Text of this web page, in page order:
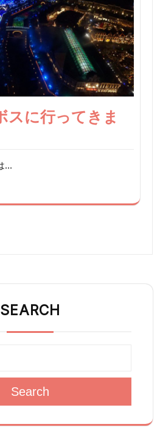
スに行ってきま
…
SEARCH
Search